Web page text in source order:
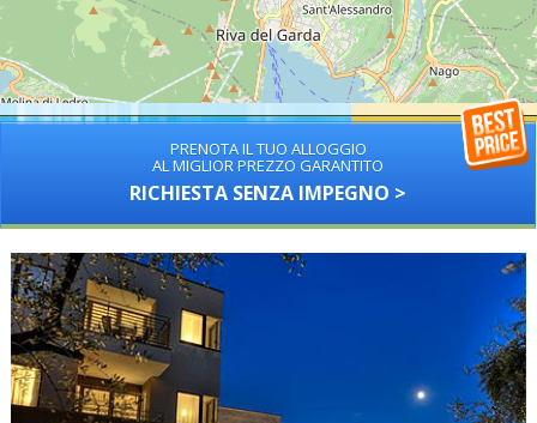
PRENOTA IL TUO ALLOGGIO
AL MIGLIOR PREZZO GARANTITO
RICHIESTA SENZA IMPEGNO >